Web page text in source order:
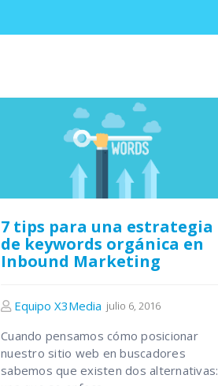
7 tips para una estrategia
de keywords orgánica en
Inbound Marketing
Equipo X3Media julio 6, 2016
Cuando pensamos cómo posicionar
nuestro sitio web en buscadores
sabemos que existen dos alternativas: